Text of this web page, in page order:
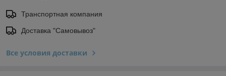
Транспортная компания
Доставка "Самовывоз"
Все условия доставки